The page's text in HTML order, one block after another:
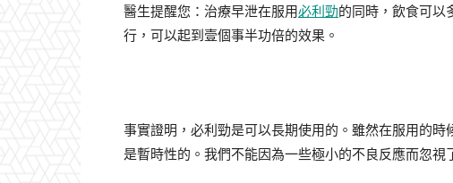
醫生提醒您：治療早泄在服用必利勁的同時，飲食可以
行，可以起到壹個事半功倍的效果。
事實證明，必利勁是可以長期使用的。雖然在服用的
是暫時性的。我們不能因為一些極小的不良反應而忽視